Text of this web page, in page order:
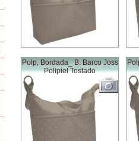
Polp, Bordada_ B. Barco Joss
Polipiel Tostado